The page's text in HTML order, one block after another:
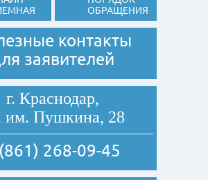
ОБРАЩЕНИЯ
контакты
заявителей
г. Краснодар,
им. Пушкина, 28
268-09-45